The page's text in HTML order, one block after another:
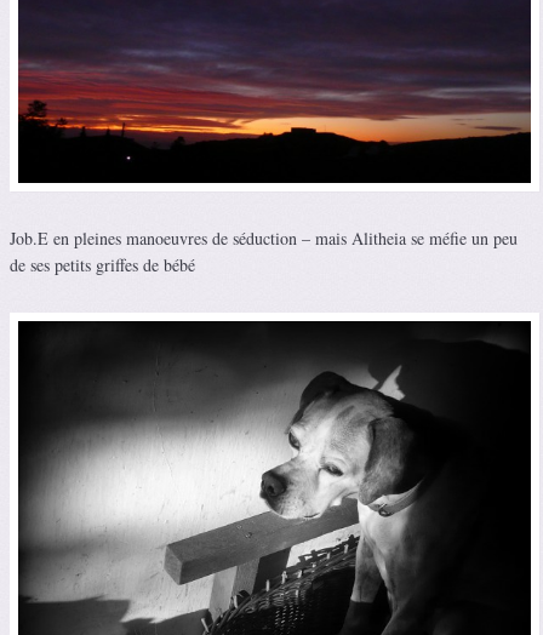
Job.E en pleines manoeuvres de séduction – mais Alitheia se méfie un peu
de ses petits griffes de bébé